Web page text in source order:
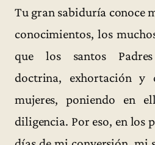
Tu gran sabiduría conoce
conocimientos, los
que los santos
doctrina, exhortación y
mujeres, poniendo en
diligencia. Por eso, en los